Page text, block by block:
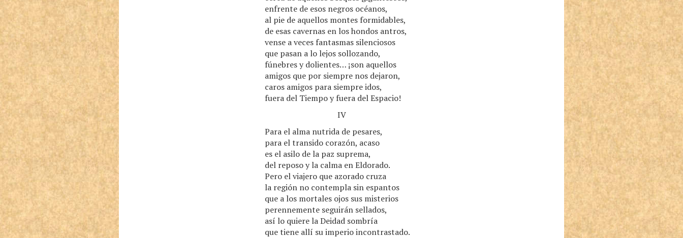
enfrente de esos negros océanos,
al pie de aquellos montes formidables,
de esas cavernas en los hondos antros,
vense a veces fantasmas silenciosos
que pasan a lo lejos sollozando,
fúnebres y dolientes… ¡son aquellos
amigos que por siempre nos dejaron,
caros amigos para siempre idos,
fuera del Tiempo y fuera del Espacio!
IV
Para el alma nutrida de pesares,
para el transido corazón, acaso
es el asilo de la paz suprema,
del reposo y la calma en Eldorado.
Pero el viajero que azorado cruza
la región no contempla sin espantos
que a los mortales ojos sus misterios
perennemente seguirán sellados,
así lo quiere la Deidad sombría
que tiene allí su imperio incontrastado.